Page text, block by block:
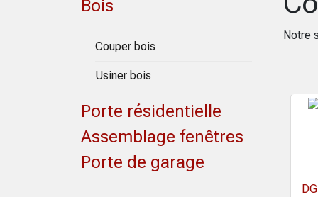
Bois
Couper bois
Usiner bois
Porte résidentielle
Assemblage fenêtres
Porte de garage
Notre